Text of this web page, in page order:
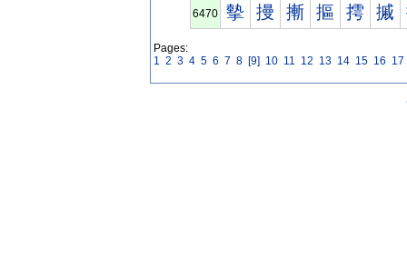
6470 摰 摱 摲 摳 摴 摵
Pages:
1 2 3 4 5 6 7 8 [9] 10 11 12 13 14 15 16 17